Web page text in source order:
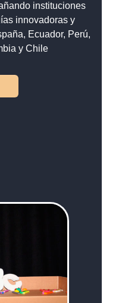
instituciones
innovadoras y
Ecuador, Perú,
y Chile